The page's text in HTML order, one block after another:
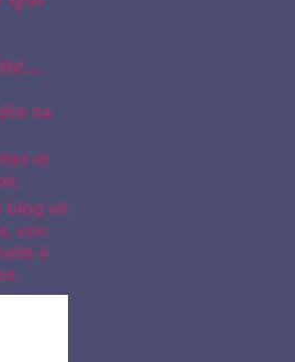
sa
et
blog vit
vos
à